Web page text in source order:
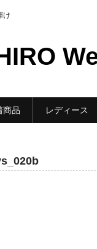
け
商品 レディース